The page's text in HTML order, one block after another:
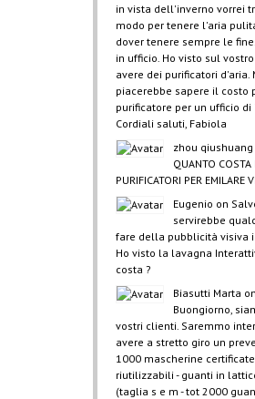
in vista dell'inverno vorrei
modo per tenere l'aria
dover tenere sempre le
in ufficio. Ho visto sul
avere dei purificatori d'aria.
piacerebbe sapere il costo
purificatore per un ufficio di
Cordiali saluti, Fabiola
zhou qiushuang
QUANTO COSTA
PURIFICATORI PER EMILARE
Eugenio on
servirebbe
fare della pubblicità visiva
Ho visto la lavagna
costa ?
Biasutti Marta on
Buongiorno,
vostri clienti. Saremmo
avere a stretto giro un
1000 mascherine
riutilizzabili - guanti in
(taglia s e m - tot 2000